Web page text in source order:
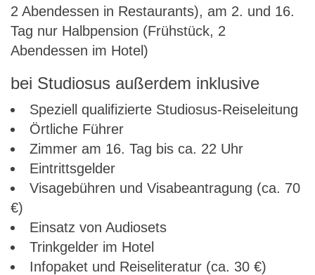
2 Abendessen in Restaurants), am 2. und 16.
Tag nur Halbpension (Frühstück, 2
Abendessen im Hotel)
bei Studiosus außerdem inklusive
Speziell qualifizierte Studiosus-Reiseleitung
Örtliche Führer
Zimmer am 16. Tag bis ca. 22 Uhr
Eintrittsgelder
Visagebühren und Visabeantragung (ca. 70
€)
Einsatz von Audiosets
Trinkgelder im Hotel
Infopaket und Reiseliteratur (ca. 30 €)